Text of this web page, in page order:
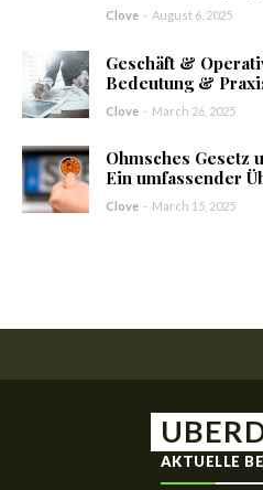
Clove - August 6, 2025
Geschäft &
Bedeutung &
Clove - March 26, 2025
Ohmsches Gesetz
Ein umfassender
Clove - March 15, 2025
AKTUELLE